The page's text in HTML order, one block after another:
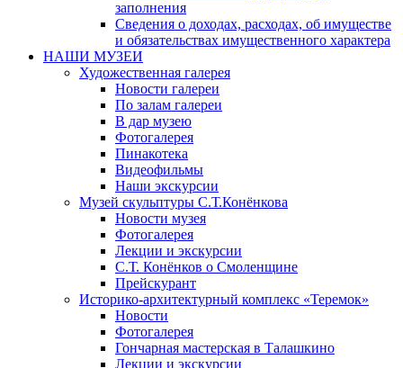
заполнения
Сведения о доходах, расходах, об имуществе
и обязательствах имущественного характера
НАШИ МУЗЕИ
Художественная галерея
Новости галереи
По залам галереи
В дар музею
Фотогалерея
Пинакотека
Видеофильмы
Наши экскурсии
Музей скульптуры С.Т.Конёнкова
Новости музея
Фотогалерея
Лекции и экскурсии
С.Т. Конёнков о Смоленщине
Прейскурант
Историко-архитектурный комплекс «Теремок»
Новости
Фотогалерея
Гончарная мастерская в Талашкино
Лекции и экскурсии